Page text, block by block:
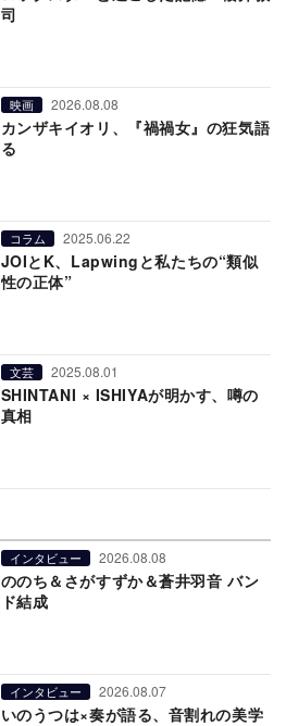
司
映画 2026.08.08
カンザキイオリ、『禍禍女』の狂気語
る
コラム 2025.06.22
JOIとK、Lapwingと私たちの“類似
性の正体”
文芸 2025.08.01
SHINTANI × ISHIYAが明かす、噂の
真相
インタビュー 2026.08.08
ののち＆さがすずか＆蒼井羽音 バン
ド結成
インタビュー 2026.08.07
いのうつは×奏が語る、音割れの美学